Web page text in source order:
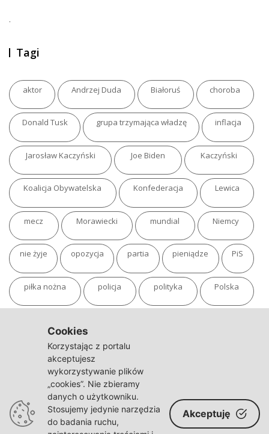
.
Tagi
aktor Andrzej Duda Białoruś choroba
Donald Tusk grupa trzymająca władzę inflacja
Jarosław Kaczyński Joe Biden Kaczyński
Koalicja Obywatelska Konfederacja Lewica
mecz Morawiecki mundial Niemcy
nie żyje opozycja partia pieniądze PiS
piłka nożna policja polityka Polska
sąd TVN
Warszawa wojna
wybory wypadek Władimir Putin zdrowie
Cookies
Korzystając z portalu
akceptujesz
wykorzystywanie plików
„cookies”. Nie zbieramy
danych o użytkowniku.
Stosujemy jedynie narzędzia
do badania ruchu,
Akceptuję